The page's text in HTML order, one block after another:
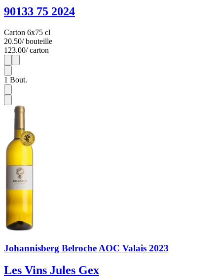
90133 75 2024
Carton 6x75 cl
20.50/ bouteille
123.00/ carton
1
1 Bout.
Johannisberg Belroche AOC Valais 2023
Les Vins Jules Gex